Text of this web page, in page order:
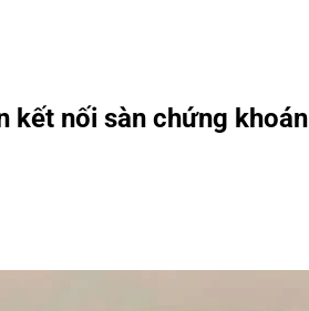
kết nối sàn chứng khoán